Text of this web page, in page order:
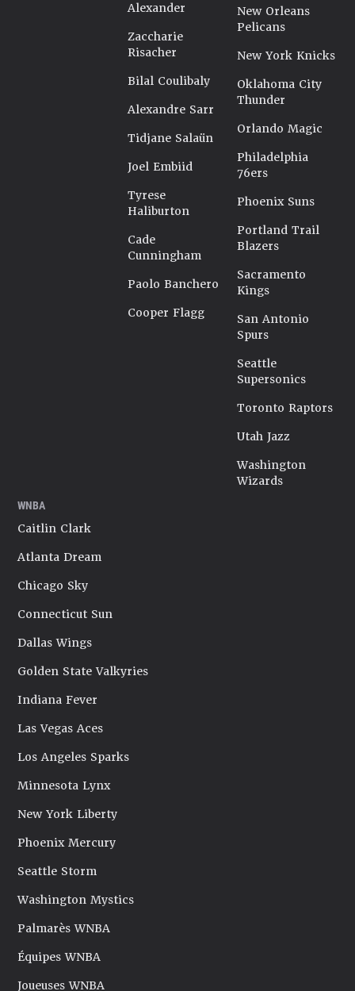
Alexander
Zaccharie
Risacher
Bilal Coulibaly
Alexandre Sarr
Tidjane Salaün
Joel Embiid
Tyrese
Haliburton
Cade
Cunningham
Paolo Banchero
Cooper Flagg
New Orleans
Pelicans
New York Knicks
Oklahoma City
Thunder
Orlando Magic
Philadelphia
76ers
Phoenix Suns
Portland Trail
Blazers
Sacramento
Kings
San Antonio
Spurs
Seattle
Supersonics
Toronto Raptors
Utah Jazz
Washington
Wizards
WNBA
Caitlin Clark
Atlanta Dream
Chicago Sky
Connecticut Sun
Dallas Wings
Golden State Valkyries
Indiana Fever
Las Vegas Aces
Los Angeles Sparks
Minnesota Lynx
New York Liberty
Phoenix Mercury
Seattle Storm
Washington Mystics
Palmarès WNBA
Équipes WNBA
Joueuses WNBA